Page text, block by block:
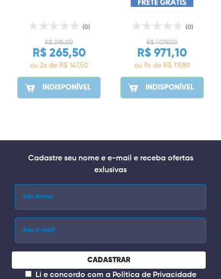
(0)
R$ 295,00
R$ 265,50
ou 2x de R$ 147,50
INDISPONÍVEL
(0)
R$ 1.079,00
R$ 971,10
ou 9x de R$ 119,89
INDISPONÍVEL
Cadastre seu nome e e-mail e receba ofertas
exlusivas
CADASTRAR
Li e concordo com a Política de Privacidade